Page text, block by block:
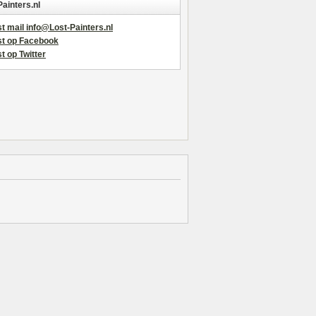
mail info@Lost-Painters.nl
op Facebook
op Twitter